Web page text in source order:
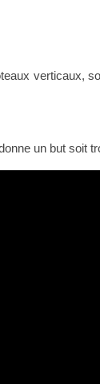
verticaux,
un but soit